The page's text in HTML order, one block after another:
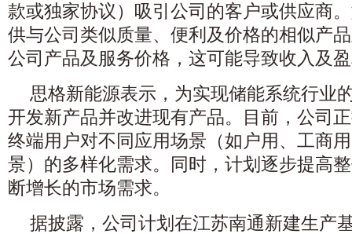
款或独家协议）吸引公司的客户或供应商
供与公司类似质量、便利及价格的相似产
公司产品及服务价格，这可能导致收入及
思格新能源表示，为实现储能系统行业
开发新产品并改进现有产品。目前，公司
终端用户对不同应用场景（如户用、工商
景）的多样化需求。同时，计划逐步提高
断增长的市场需求。
据披露，公司计划在江苏南通新建生产